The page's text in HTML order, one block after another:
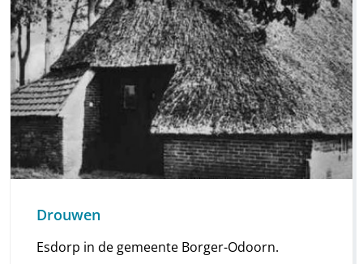
Drouwen
Esdorp in de gemeente Borger-Odoorn.